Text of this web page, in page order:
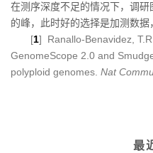
在测序深度不足的情况下，调
的峰，此时好的选择是加测数据
[1] Ranallo-Benavidez,
GenomeScope 2.0 and
polyploid genomes. Nat
最